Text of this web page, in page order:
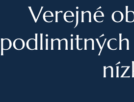
Fúzie a akvizície
Právo
Právo
Verejné
podlimitných